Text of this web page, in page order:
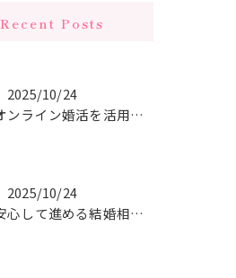
Recent Posts
2025/10/24
オンライン婚活を活用した短期間成婚の秘訣
2025/10/24
安心して進める結婚相談所の利用法